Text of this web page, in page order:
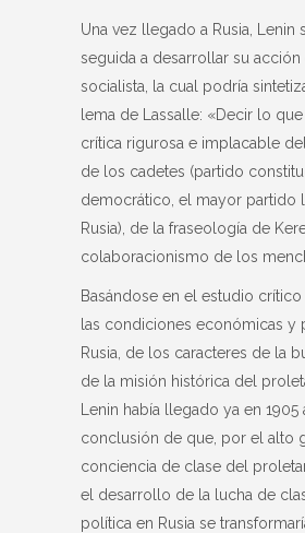
Una vez llegado a Rusia, Lenin
seguida a desarrollar su
socialista, la cual podría
lema de Lassalle: «Decir lo que
crítica rigurosa e implacable
de los cadetes (partido
democrático, el mayor partido
Rusia), de la fraseología de
colaboracionismo de los
Basándose en el estudio
las condiciones económicas y
Rusia, de los caracteres de la
de la misión histórica del
Lenin había llegado ya en 1905
conclusión de que, por el alto
conciencia de clase del
el desarrollo de la lucha de
política en Rusia se